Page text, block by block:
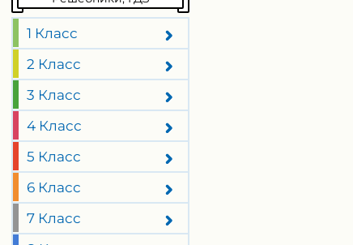
1 Класс
2 Класс
3 Класс
4 Класс
5 Класс
6 Класс
7 Класс